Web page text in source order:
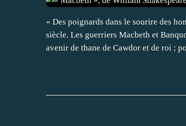
« Des poignards dans le sourire des
siècle. Les guerriers Macbeth et
avenir de thane de Cawdor et de roi ;